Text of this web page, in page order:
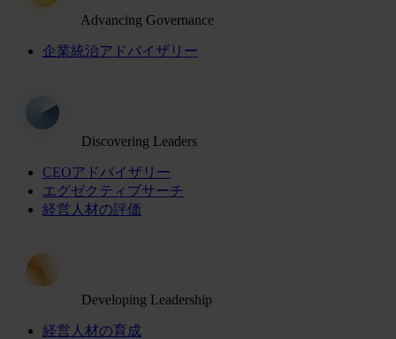
Advancing Governance
企業統治アドバイザリー
Discovering Leaders
CEOアドバイザリー
エグゼクティブサーチ
経営人材の評価
Developing Leadership
経営人材の育成